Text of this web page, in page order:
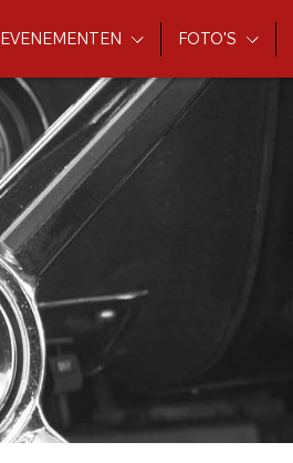
EVENEMENTEN FOTO'S